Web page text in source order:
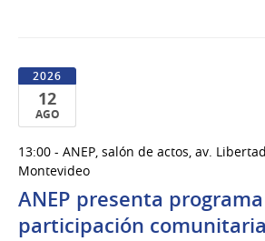
2026
12
AGO
de
Ago
del
2026
13:00 - ANEP, salón de actos, av.
Montevideo
ANEP presenta
participación